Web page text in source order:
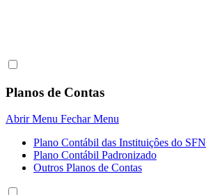
Planos de Contas
Abrir Menu Fechar Menu
Plano Contábil das Instituiçôes do SFN
Plano Contábil Padronizado
Outros Planos de Contas